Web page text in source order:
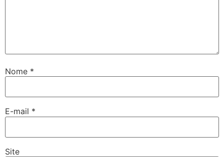
Nome *
E-mail *
Site